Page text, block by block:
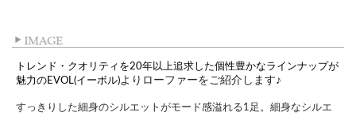
トレンド・クオリティを20年以上追求した個性豊かなラインナップが
魅力のEVOL(イーボル)よりローファーをご紹介します♪
すっきりした細身のシルエットがモード感溢れる1足。細身なシルエ